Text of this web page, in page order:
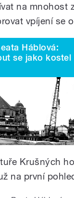
na mnohost
vpíjení se
Háblová:
se jako kostel
Krušných
na první